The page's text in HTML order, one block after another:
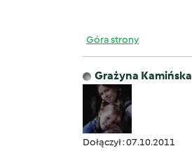
Góra strony
Grażyna Kamińska
Dołączył : 07.10.2011